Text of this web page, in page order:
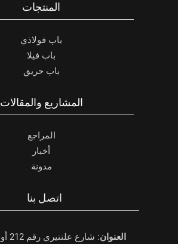
المنتجات
باب فولاذي
باب فيلا
باب حريق
المشاريع والمقالات
المراجع
أخبار
مدونة
اتصل بنا
العنوان: شارع علنتيري رقم 212 أوستيم / أنقرة